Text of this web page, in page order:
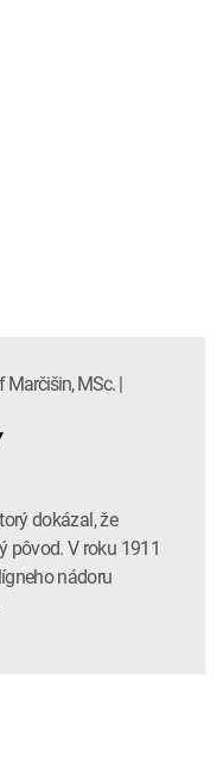
Marčišin, MSc. |
dokázal, že
pôvod. V roku 1911
nádoru